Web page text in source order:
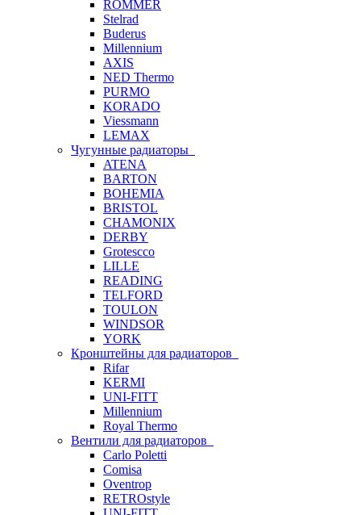
ROMMER
Stelrad
Buderus
Millennium
AXIS
NED Thermo
PURMO
KORADO
Viessmann
LEMAX
Чугунные радиаторы
ATENA
BARTON
BOHEMIA
BRISTOL
CHAMONIX
DERBY
Grotescco
LILLE
READING
TELFORD
TOULON
WINDSOR
YORK
Кронштейны для радиаторов
Rifar
KERMI
UNI-FITT
Millennium
Royal Thermo
Вентили для радиаторов
Carlo Poletti
Comisa
Oventrop
RETROstyle